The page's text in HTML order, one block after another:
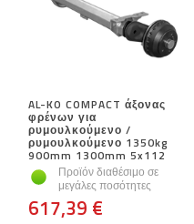
AL-KO COMPACT άξονας
φρένων για
ρυμουλκούμενο /
ρυμουλκούμενο 1350kg
900mm 1300mm 5x112
Προϊόν διαθέσιμο σε
μεγάλες ποσότητες
617,39 €